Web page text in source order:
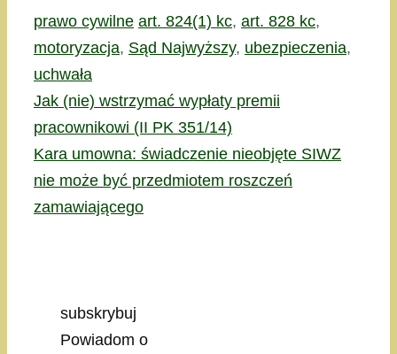
Kategorie
prawo cywilne Tagi
art. 824(1) kc, art. 828 kc,
motoryzacja, Sąd Najwyższy, ubezpieczenia,
uchwała
Jak (nie) wstrzymać wypłaty premii
pracownikowi (II PK 351/14)
Kara umowna: świadczenie nieobjęte SIWZ
nie może być przedmiotem roszczeń
zamawiającego
subskrybuj
Powiadom o